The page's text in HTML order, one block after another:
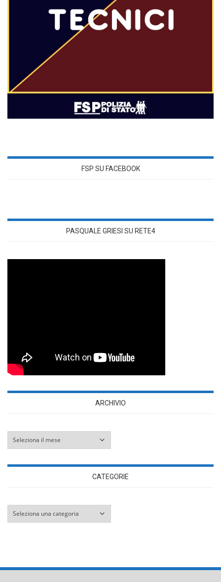
FSP SU FACEBOOK
PASQUALE GRIESI SU RETE4
ARCHIVIO
Archivio
CATEGORIE
Categorie